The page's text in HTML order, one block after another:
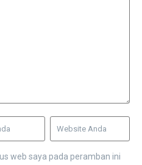
web saya pada peramban ini